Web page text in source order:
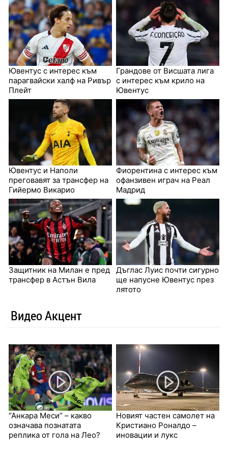
Ювентус с интерес към
парагвайски халф на Ривър
Плейт
Грандове от Висшата лига
с интерес към крило на
Ювентус
Ювентус и Наполи
преговавят за трансфер на
Гийермо Викарио
Фиорентина с интерес към
офанзивен играч на Реал
Мадрид
Защитник на Милан е пред
трансфер в Астън Вила
Дъглас Луис почти сигурно
ще напусне Ювентус през
лятото
Видео Акцент
“Анкара Меси” – какво
означава познатата
реплика от гола на Лео?
Новият частен самолет на
Кристиано Роналдо –
иновации и лукс